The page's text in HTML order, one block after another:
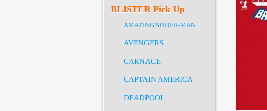
BLISTER Pick Up
AMAZING SPIDER-MAN
AVENGERS
CARNAGE
CAPTAIN AMERICA
DEADPOOL